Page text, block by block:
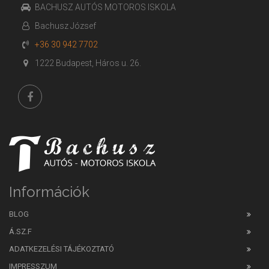
BACHUSZ AUTÓS MOTOROS ISKOLA
Bachusz József
+36 30 942 7702
1222 Budapest, Háros u. 26.
Információk
BLOG
Á.SZ.F
ADATKEZELÉSI TÁJÉKOZTATÓ
IMPRESSZUM